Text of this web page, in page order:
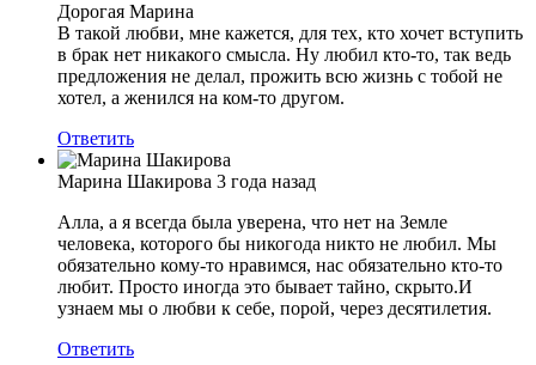
Дорогая Марина
В такой любви, мне кажется, для тех, кто хочет вступить
в брак нет никакого смысла. Ну любил кто-то, так ведь
предложения не делал, прожить всю жизнь с тобой не
хотел, а женился на ком-то другом.
Ответить
Марина Шакирова 3 года назад
Алла, а я всегда была уверена, что нет на Земле
человека, которого бы никогода никто не любил. Мы
обязательно кому-то нравимся, нас обязательно кто-то
любит. Просто иногда это бывает тайно, скрыто.И
узнаем мы о любви к себе, порой, через десятилетия.
Ответить